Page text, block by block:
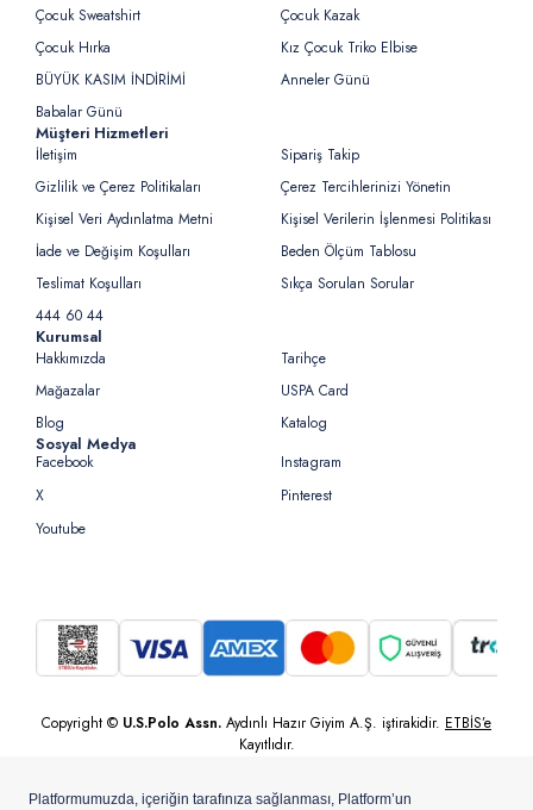
Çocuk Sweatshirt
Çocuk Kazak
Çocuk Hırka
Kız Çocuk Triko Elbise
BÜYÜK KASIM İNDİRİMİ
Anneler Günü
Babalar Günü
Müşteri Hizmetleri
İletişim
Sipariş Takip
Gizlilik ve Çerez Politikaları
Çerez Tercihlerinizi Yönetin
Kişisel Veri Aydınlatma Metni
Kişisel Verilerin İşlenmesi Politikası
İade ve Değişim Koşulları
Beden Ölçüm Tablosu
Teslimat Koşulları
Sıkça Sorulan Sorular
444 60 44
Kurumsal
Hakkımızda
Tarihçe
Mağazalar
USPA Card
Blog
Katalog
Sosyal Medya
Facebook
Instagram
X
Pinterest
Youtube
Copyright © U.S.Polo Assn. Aydınlı Hazır Giyim A.Ş. iştirakidir. ETBİS’e
Kayıtlıdır.